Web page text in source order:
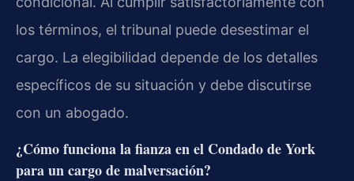
los términos, el tribunal puede desestimar el
cargo. La elegibilidad depende de los detalles
específicos de su situación y debe discutirse
con un abogado.
¿Cómo funciona la fianza en el Condado de York
para un cargo de malversación?